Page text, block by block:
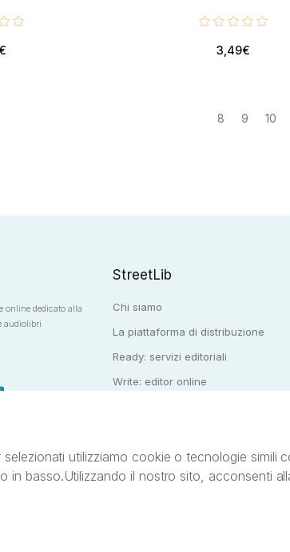
3,49€
8 9 10
online dedicato alla
audiolibri
StreetLib
Chi siamo
La piattaforma di distribuzione
Ready: servizi editoriali
Write: editor online
sito web è di proprietà di StreetLib S.r.l. C.F. e P.IVA
selezionati utilizziamo cookie o tecnologie simili
in basso.Utilizzando il nostro sito, acconsenti